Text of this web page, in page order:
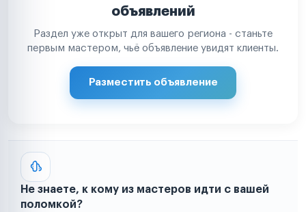
объявлений
Раздел уже открыт для вашего региона - станьте
первым мастером, чьё объявление увидят клиенты.
Разместить объявление
Не знаете, к кому из мастеров идти с вашей
поломкой?